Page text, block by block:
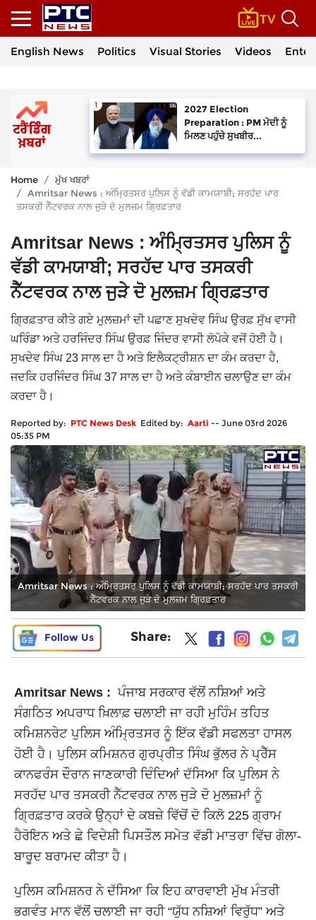
English News Politics Visual Stories Videos
2027 Election
Preparation : PM ਮੋਦੀ ਨੂੰ
ਮਿਲਣ ਪਹੁੰਚੇ ਸੁਖਬੀਰ...
Home
ਮੁੱਖ ਖਬਰਾਂ
Amritsar News : ਅੰਮ੍ਰਿਤਸਰ ਪੁਲਿਸ ਨੂੰ ਵੱਡੀ ਕਾਮਯਾਬੀ; ਸਰਹੱਦ ਪਾਰ
ਤਸਕਰੀ ਨੈੱਟਵਰਕ ਨਾਲ ਜੁੜੇ ਦੋ ਮੁਲਜ਼ਮ ਗ੍ਰਿਫ਼ਤਾਰ
Amritsar News : ਅੰਮ੍ਰਿਤਸਰ ਪੁਲਿਸ ਨੂੰ
ਵੱਡੀ ਕਾਮਯਾਬੀ; ਸਰਹੱਦ ਪਾਰ ਤਸਕਰੀ
ਨੈੱਟਵਰਕ ਨਾਲ ਜੁੜੇ ਦੋ ਮੁਲਜ਼ਮ ਗ੍ਰਿਫ਼ਤਾਰ
ਗ੍ਰਿਫ਼ਤਾਰ ਕੀਤੇ ਗਏ ਮੁਲਜ਼ਮਾਂ ਦੀ ਪਛਾਣ ਸੁਖਦੇਵ ਸਿੰਘ ਉਰਫ਼ ਸੁੱਖ ਵਾਸੀ
ਘਰਿੰਡਾ ਅਤੇ ਹਰਜਿੰਦਰ ਸਿੰਘ ਉਰਫ਼ ਜਿੰਦਰ ਵਾਸੀ ਲੋਪੋਕੇ ਵਜੋਂ ਹੋਈ ਹੈ।
ਸੁਖਦੇਵ ਸਿੰਘ 23 ਸਾਲ ਦਾ ਹੈ ਅਤੇ ਇਲੈਕਟ੍ਰੀਸ਼ਨ ਦਾ ਕੰਮ ਕਰਦਾ ਹੈ,
ਜਦਕਿ ਹਰਜਿੰਦਰ ਸਿੰਘ 37 ਸਾਲ ਦਾ ਹੈ ਅਤੇ ਕੰਬਾਈਨ ਚਲਾਉਣ ਦਾ ਕੰਮ
ਕਰਦਾ ਹੈ।
Reported by: PTC News Desk Edited by: Aarti -- June 03rd 2026
05:35 PM
Amritsar News : ਅੰਮ੍ਰਿਤਸਰ ਪੁਲਿਸ ਨੂੰ ਵੱਡੀ ਕਾਮਯਾਬੀ; ਸਰਹੱਦ ਪਾਰ ਤਸਕਰੀ
ਨੈੱਟਵਰਕ ਨਾਲ ਜੁੜੇ ਦੋ ਮੁਲਜ਼ਮ ਗ੍ਰਿਫ਼ਤਾਰ
Follow Us Share:
Amritsar News : ਪੰਜਾਬ ਸਰਕਾਰ ਵੱਲੋਂ ਨਸ਼ਿਆਂ ਅਤੇ
ਸੰਗਠਿਤ ਅਪਰਾਧ ਖ਼ਿਲਾਫ਼ ਚਲਾਈ ਜਾ ਰਹੀ ਮੁਹਿੰਮ ਤਹਿਤ
ਕਮਿਸ਼ਨਰੇਟ ਪੁਲਿਸ ਅੰਮ੍ਰਿਤਸਰ ਨੂੰ ਇੱਕ ਵੱਡੀ ਸਫਲਤਾ ਹਾਸਲ
ਹੋਈ ਹੈ। ਪੁਲਿਸ ਕਮਿਸ਼ਨਰ ਗੁਰਪ੍ਰੀਤ ਸਿੰਘ ਭੁੱਲਰ ਨੇ ਪ੍ਰੈੱਸ
ਕਾਨਫਰੰਸ ਦੌਰਾਨ ਜਾਣਕਾਰੀ ਦਿੰਦਿਆਂ ਦੱਸਿਆ ਕਿ ਪੁਲਿਸ ਨੇ
ਸਰਹੱਦ ਪਾਰ ਤਸਕਰੀ ਨੈੱਟਵਰਕ ਨਾਲ ਜੁੜੇ ਦੋ ਮੁਲਜ਼ਮਾਂ ਨੂੰ
ਗ੍ਰਿਫ਼ਤਾਰ ਕਰਕੇ ਉਨ੍ਹਾਂ ਦੇ ਕਬਜ਼ੇ ਵਿੱਚੋਂ ਦੋ ਕਿਲੋ 225 ਗ੍ਰਾਮ
ਹੈਰੋਇਨ ਅਤੇ ਛੇ ਵਿਦੇਸ਼ੀ ਪਿਸਤੌਲ ਸਮੇਤ ਵੱਡੀ ਮਾਤਰਾ ਵਿੱਚ ਗੋਲਾ-
ਬਾਰੂਦ ਬਰਾਮਦ ਕੀਤਾ ਹੈ।
ਪੁਲਿਸ ਕਮਿਸ਼ਨਰ ਨੇ ਦੱਸਿਆ ਕਿ ਇਹ ਕਾਰਵਾਈ ਮੁੱਖ ਮੰਤਰੀ
ਭਗਵੰਤ ਮਾਨ ਵੱਲੋਂ ਚਲਾਈ ਜਾ ਰਹੀ “ਯੁੱਧ ਨਸ਼ਿਆਂ ਵਿਰੁੱਧ” ਅਤੇ